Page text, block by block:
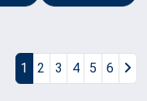
1 2 3 4 5 6